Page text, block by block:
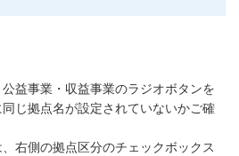
益事業・収益事業のラジオボタンを
じ拠点名が設定されていないかご確
右側の拠点区分のチェックボックス